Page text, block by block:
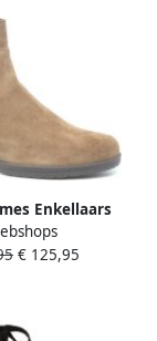
Enkellaars
Cognac
€ 125,95